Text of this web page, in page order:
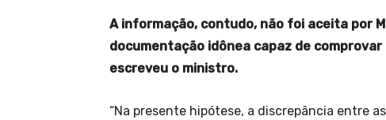
A informação, contudo, não foi aceita por
documentação idônea capaz de
escreveu o ministro.
“Na presente hipótese, a discrepância entre